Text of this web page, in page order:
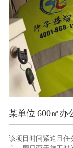
方周五办公桌椅到位